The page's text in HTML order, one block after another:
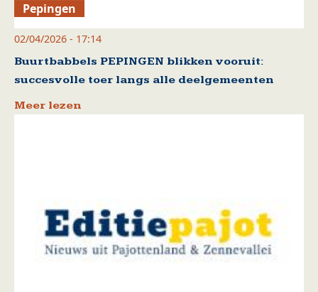
Pepingen
02/04/2026 - 17:14
Buurtbabbels PEPINGEN blikken vooruit:
succesvolle toer langs alle deelgemeenten
Meer lezen